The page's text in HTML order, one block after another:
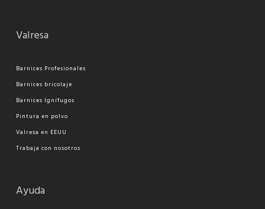
Valresa
Barnices Profesionales
Barnices bricolaje
Barnices Ignífugos
Pintura en polvo
Valresa en EEUU
Trabaja con nosotros
Ayuda